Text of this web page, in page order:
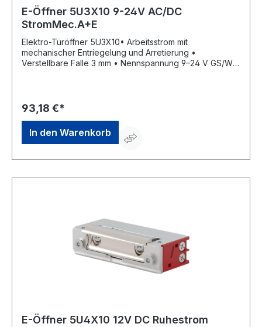
E-Öffner 5U3X10 9-24V AC/DC
StromMec.A+E
Elektro-Türöffner 5U3X10• Arbeitsstrom mit
mechanischer Entriegelung und Arretierung •
Verstellbare Falle 3 mm • Nennspannung 9–24 V GS/WS
geringen Maße in sehr schmalen Türprofilen
einbaubarHersteller: OPENERS & CLOSERS, Calle
Agricultura Nave 1217, 08980 Sant Feliu de Llobregat,
Barcelona, ES, +34 934 080 515, info@openers-
closers.com
93,18 €*
In den Warenkorb
E-Öffner 5U4X10 12V DC Ruhestrom